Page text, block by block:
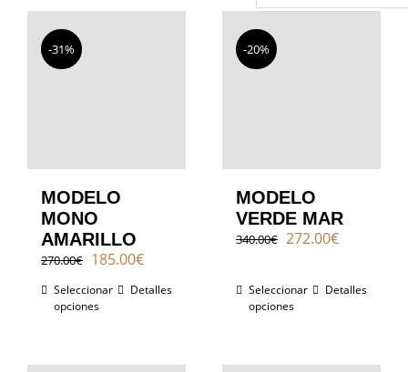
Contacto
-31%
MODELO
MONO
AMARILLO
270.00€ El
original
era:
185.00€El
actual
Seleccionar
opciones
Detalles
-20%
MODELO
VERDE MAR
340.00€ El
era:
340.00€.
272.00€El
es:
Seleccionar
opciones
Detalles